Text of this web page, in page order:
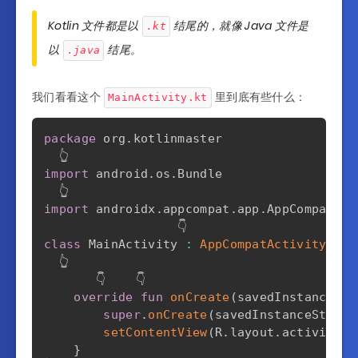
Kotlin 文件都是以 .kt
结尾的，就像 Java 文件是
以
.java 结尾。
我们看看这个 MainActivity.kt 里到底有些什么：
package org . kotlinmaster
import android . os . Bundle
import androidx . appcompat . app .
class MainActivity : AppCompatActivity
  👆
👇    👇
override
fun onCreate (
super. onCreate (savedInstanceState
setContentView (R. layout .
}